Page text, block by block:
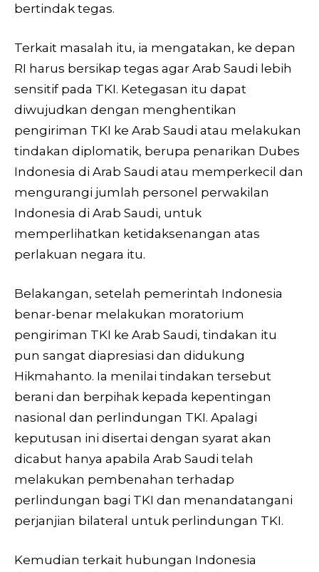
bertindak tegas.
Terkait masalah itu, ia mengatakan, ke depan
RI harus bersikap tegas agar Arab Saudi lebih
sensitif pada TKI. Ketegasan itu dapat
diwujudkan dengan menghentikan
pengiriman TKI ke Arab Saudi atau melakukan
tindakan diplomatik, berupa penarikan Dubes
Indonesia di Arab Saudi atau memperkecil dan
mengurangi jumlah personel perwakilan
Indonesia di Arab Saudi, untuk
memperlihatkan ketidaksenangan atas
perlakuan negara itu.
Belakangan, setelah pemerintah Indonesia
benar-benar melakukan moratorium
pengiriman TKI ke Arab Saudi, tindakan itu
pun sangat diapresiasi dan didukung
Hikmahanto. Ia menilai tindakan tersebut
berani dan berpihak kepada kepentingan
nasional dan perlindungan TKI. Apalagi
keputusan ini disertai dengan syarat akan
dicabut hanya apabila Arab Saudi telah
melakukan pembenahan terhadap
perlindungan bagi TKI dan menandatangani
perjanjian bilateral untuk perlindungan TKI.
Kemudian terkait hubungan Indonesia